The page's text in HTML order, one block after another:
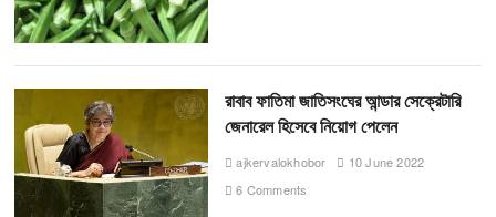
রাবাব ফাতিমা জাতিসংঘের আন্ডার সেক্রেটারি
জেনারেল হিসেবে নিয়োগ পেলেন
ajkervalokhobor
10 June 2022
6 Comments